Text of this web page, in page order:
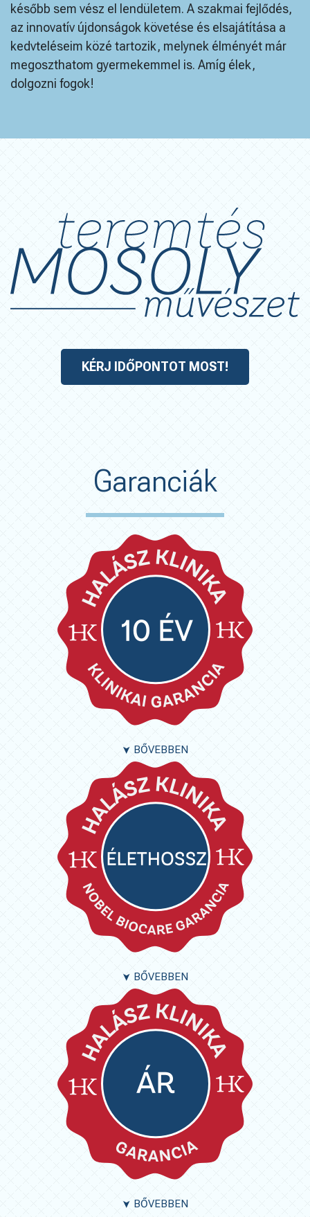
később sem vész el lendületem. A szakmai fejlődés,
az innovatív újdonságok követése és elsajátítása a
kedvteléseim közé tartozik, melynek élményét már
megoszthatom gyermekemmel is. Amíg élek,
dolgozni fogok!
KÉRJ IDŐPONTOT MOST!
Garanciák
➤ BŐVEBBEN
➤ BŐVEBBEN
➤ BŐVEBBEN